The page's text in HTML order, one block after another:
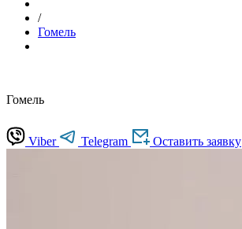
/
Гомель
Гомель
Viber Telegram Оставить заявку